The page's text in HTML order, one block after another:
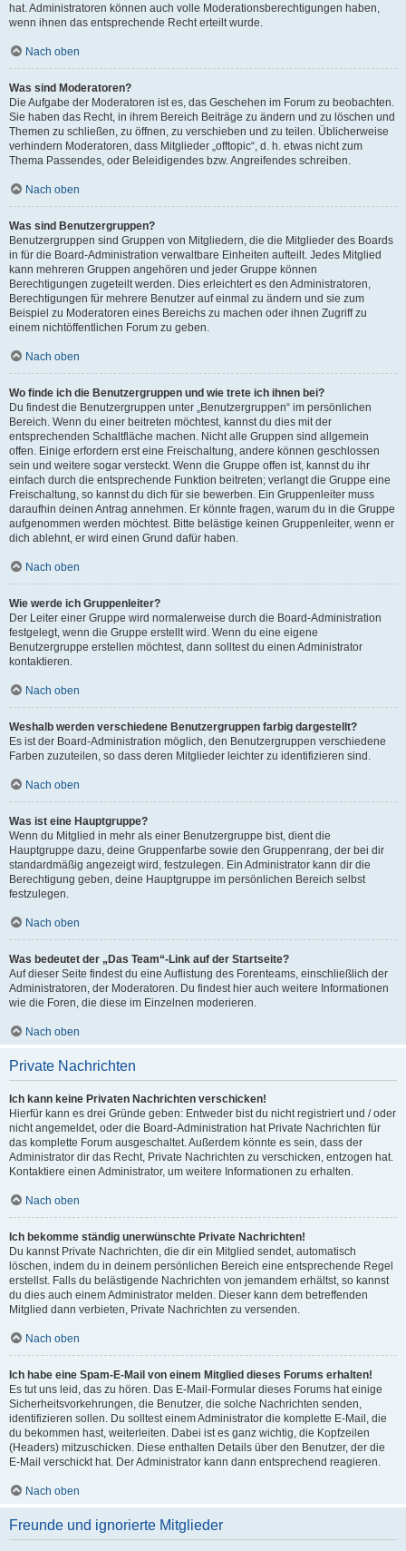
hat. Administratoren können auch volle Moderationsberechtigungen haben,
wenn ihnen das entsprechende Recht erteilt wurde.
Nach oben
Was sind Moderatoren?
Die Aufgabe der Moderatoren ist es, das Geschehen im Forum zu beobachten.
Sie haben das Recht, in ihrem Bereich Beiträge zu ändern und zu löschen und
Themen zu schließen, zu öffnen, zu verschieben und zu teilen. Üblicherweise
verhindern Moderatoren, dass Mitglieder „offtopic“, d. h. etwas nicht zum
Thema Passendes, oder Beleidigendes bzw. Angreifendes schreiben.
Nach oben
Was sind Benutzergruppen?
Benutzergruppen sind Gruppen von Mitgliedern, die die Mitglieder des Boards
in für die Board-Administration verwaltbare Einheiten aufteilt. Jedes Mitglied
kann mehreren Gruppen angehören und jeder Gruppe können
Berechtigungen zugeteilt werden. Dies erleichtert es den Administratoren,
Berechtigungen für mehrere Benutzer auf einmal zu ändern und sie zum
Beispiel zu Moderatoren eines Bereichs zu machen oder ihnen Zugriff zu
einem nichtöffentlichen Forum zu geben.
Nach oben
Wo finde ich die Benutzergruppen und wie trete ich ihnen bei?
Du findest die Benutzergruppen unter „Benutzergruppen“ im persönlichen
Bereich. Wenn du einer beitreten möchtest, kannst du dies mit der
entsprechenden Schaltfläche machen. Nicht alle Gruppen sind allgemein
offen. Einige erfordern erst eine Freischaltung, andere können geschlossen
sein und weitere sogar versteckt. Wenn die Gruppe offen ist, kannst du ihr
einfach durch die entsprechende Funktion beitreten; verlangt die Gruppe eine
Freischaltung, so kannst du dich für sie bewerben. Ein Gruppenleiter muss
daraufhin deinen Antrag annehmen. Er könnte fragen, warum du in die Gruppe
aufgenommen werden möchtest. Bitte belästige keinen Gruppenleiter, wenn er
dich ablehnt, er wird einen Grund dafür haben.
Nach oben
Wie werde ich Gruppenleiter?
Der Leiter einer Gruppe wird normalerweise durch die Board-Administration
festgelegt, wenn die Gruppe erstellt wird. Wenn du eine eigene
Benutzergruppe erstellen möchtest, dann solltest du einen Administrator
kontaktieren.
Nach oben
Weshalb werden verschiedene Benutzergruppen farbig dargestellt?
Es ist der Board-Administration möglich, den Benutzergruppen verschiedene
Farben zuzuteilen, so dass deren Mitglieder leichter zu identifizieren sind.
Nach oben
Was ist eine Hauptgruppe?
Wenn du Mitglied in mehr als einer Benutzergruppe bist, dient die
Hauptgruppe dazu, deine Gruppenfarbe sowie den Gruppenrang, der bei dir
standardmäßig angezeigt wird, festzulegen. Ein Administrator kann dir die
Berechtigung geben, deine Hauptgruppe im persönlichen Bereich selbst
festzulegen.
Nach oben
Was bedeutet der „Das Team“-Link auf der Startseite?
Auf dieser Seite findest du eine Auflistung des Forenteams, einschließlich der
Administratoren, der Moderatoren. Du findest hier auch weitere Informationen
wie die Foren, die diese im Einzelnen moderieren.
Nach oben
Private Nachrichten
Ich kann keine Privaten Nachrichten verschicken!
Hierfür kann es drei Gründe geben: Entweder bist du nicht registriert und / oder
nicht angemeldet, oder die Board-Administration hat Private Nachrichten für
das komplette Forum ausgeschaltet. Außerdem könnte es sein, dass der
Administrator dir das Recht, Private Nachrichten zu verschicken, entzogen hat.
Kontaktiere einen Administrator, um weitere Informationen zu erhalten.
Nach oben
Ich bekomme ständig unerwünschte Private Nachrichten!
Du kannst Private Nachrichten, die dir ein Mitglied sendet, automatisch
löschen, indem du in deinem persönlichen Bereich eine entsprechende Regel
erstellst. Falls du belästigende Nachrichten von jemandem erhältst, so kannst
du dies auch einem Administrator melden. Dieser kann dem betreffenden
Mitglied dann verbieten, Private Nachrichten zu versenden.
Nach oben
Ich habe eine Spam-E-Mail von einem Mitglied dieses Forums erhalten!
Es tut uns leid, das zu hören. Das E-Mail-Formular dieses Forums hat einige
Sicherheitsvorkehrungen, die Benutzer, die solche Nachrichten senden,
identifizieren sollen. Du solltest einem Administrator die komplette E-Mail, die
du bekommen hast, weiterleiten. Dabei ist es ganz wichtig, die Kopfzeilen
(Headers) mitzuschicken. Diese enthalten Details über den Benutzer, der die
E-Mail verschickt hat. Der Administrator kann dann entsprechend reagieren.
Nach oben
Freunde und ignorierte Mitglieder